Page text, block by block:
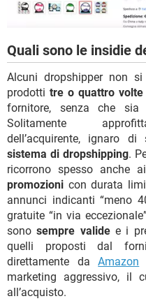
Quali sono le insidie
Alcuni dropshipper non
prodottitre o quattro
fornitore, senza che sia
Solitamente
dell’acquirente, ignaro
sistema di dropshipping.
ricorrono spesso anche ai
promozioni con durata
annunci indicanti “meno
gratuite “in via
sonosempre validee i
quelli proposti dal
direttamente daAmazon
marketing aggressivo, il
all’acquisto.